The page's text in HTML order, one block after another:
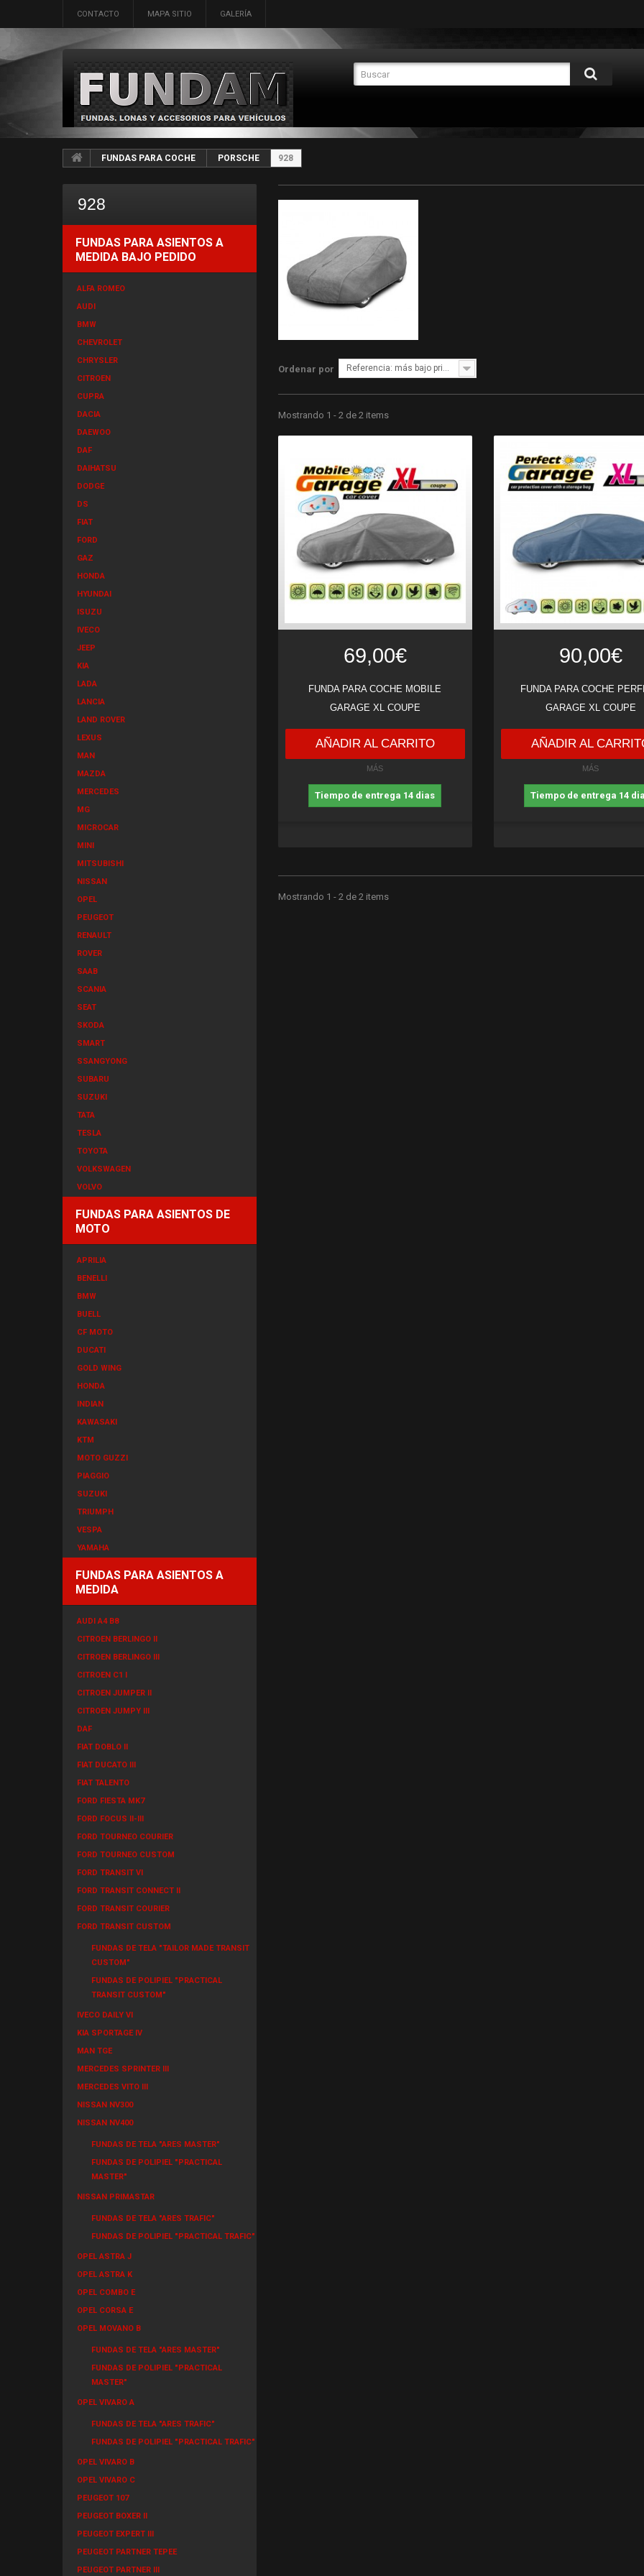
CONTACTO MAPA SITIO GALERÍA
FUNDAS PARA COCHE PORSCHE 928
928
FUNDAS PARA ASIENTOS A
MEDIDA BAJO PEDIDO
ALFA ROMEO
AUDI
BMW
CHEVROLET
CHRYSLER
CITROEN
CUPRA
DACIA
DAEWOO
DAF
DAIHATSU
DODGE
DS
FIAT
FORD
GAZ
HONDA
HYUNDAI
ISUZU
IVECO
JEEP
KIA
LADA
LANCIA
LAND ROVER
LEXUS
MAN
MAZDA
MERCEDES
MG
MICROCAR
MINI
MITSUBISHI
NISSAN
OPEL
PEUGEOT
RENAULT
ROVER
SAAB
SCANIA
SEAT
SKODA
SMART
SSANGYONG
SUBARU
SUZUKI
TATA
TESLA
TOYOTA
VOLKSWAGEN
VOLVO
FUNDAS PARA ASIENTOS DE
MOTO
APRILIA
BENELLI
BMW
BUELL
CF MOTO
DUCATI
GOLD WING
HONDA
INDIAN
KAWASAKI
KTM
MOTO GUZZI
PIAGGIO
SUZUKI
TRIUMPH
VESPA
YAMAHA
FUNDAS PARA ASIENTOS A
MEDIDA
AUDI A4 B8
CITROEN BERLINGO II
CITROEN BERLINGO III
CITROEN C1 I
CITROEN JUMPER II
CITROEN JUMPY III
DAF
FIAT DOBLO II
FIAT DUCATO III
FIAT TALENTO
FORD FIESTA MK7
FORD FOCUS II-III
FORD TOURNEO COURIER
FORD TOURNEO CUSTOM
FORD TRANSIT VI
FORD TRANSIT CONNECT II
FORD TRANSIT COURIER
FORD TRANSIT CUSTOM
FUNDAS DE TELA "TAILOR MADE TRANSIT
CUSTOM"
FUNDAS DE POLIPIEL "PRACTICAL
TRANSIT CUSTOM"
IVECO DAILY VI
KIA SPORTAGE IV
MAN TGE
MERCEDES SPRINTER III
MERCEDES VITO III
NISSAN NV300
NISSAN NV400
FUNDAS DE TELA "ARES MASTER"
FUNDAS DE POLIPIEL "PRACTICAL
MASTER"
NISSAN PRIMASTAR
FUNDAS DE TELA "ARES TRAFIC"
FUNDAS DE POLIPIEL "PRACTICAL TRAFIC"
OPEL ASTRA J
OPEL ASTRA K
OPEL COMBO E
OPEL CORSA E
OPEL MOVANO B
FUNDAS DE TELA "ARES MASTER"
FUNDAS DE POLIPIEL "PRACTICAL
MASTER"
OPEL VIVARO A
FUNDAS DE TELA "ARES TRAFIC"
FUNDAS DE POLIPIEL "PRACTICAL TRAFIC"
OPEL VIVARO B
OPEL VIVARO C
PEUGEOT 107
PEUGEOT BOXER II
PEUGEOT EXPERT III
PEUGEOT PARTNER TEPEE
PEUGEOT PARTNER III
Ordenar por Referencia: más bajo primero
Mostrando 1 - 2 de 2 items
69,00€
FUNDA PARA COCHE MOBILE
GARAGE XL COUPE
AÑADIR AL CARRITO
MÁS
Tiempo de entrega 14 dias
90,00€
FUNDA PARA COCHE
GARAGE XL COUPE
AÑADIR AL
MÁS
Tiempo de entrega 14
Mostrando 1 - 2 de 2 items